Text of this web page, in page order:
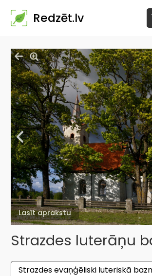
Redzēt.lv
Lasīt aprakstu
Strazdes luterāņu
Strazdes evaņģēliski luteriskā